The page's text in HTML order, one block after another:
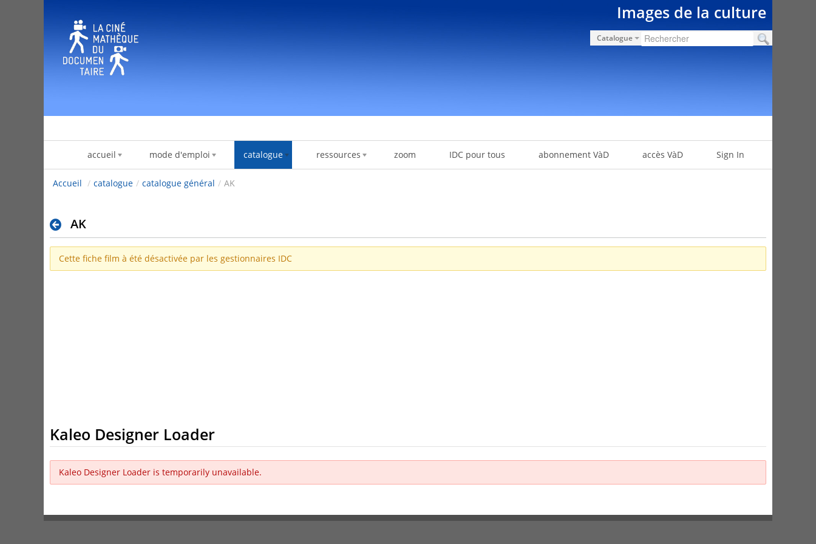
Images de la culture
Catalogue
accueil mode d'emploi catalogue ressources zoom IDC pour tous abonnement VàD accès VàD Sign In
Accueil / catalogue / catalogue général / AK
AK
Cette fiche film à été désactivée par les gestionnaires IDC
Kaleo Designer Loader
Kaleo Designer Loader is temporarily unavailable.